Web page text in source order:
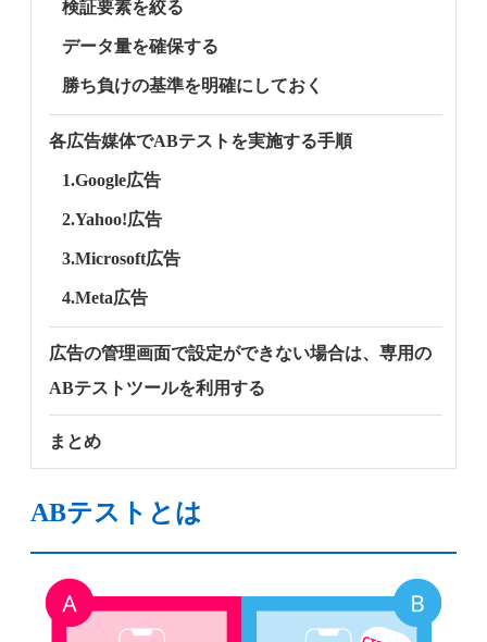
検証要素を絞る
データ量を確保する
勝ち負けの基準を明確にしておく
各広告媒体でABテストを実施する手順
1.Google広告
2.Yahoo!広告
3.Microsoft広告
4.Meta広告
広告の管理画面で設定ができない場合は、専用の
ABテストツールを利用する
まとめ
ABテストとは